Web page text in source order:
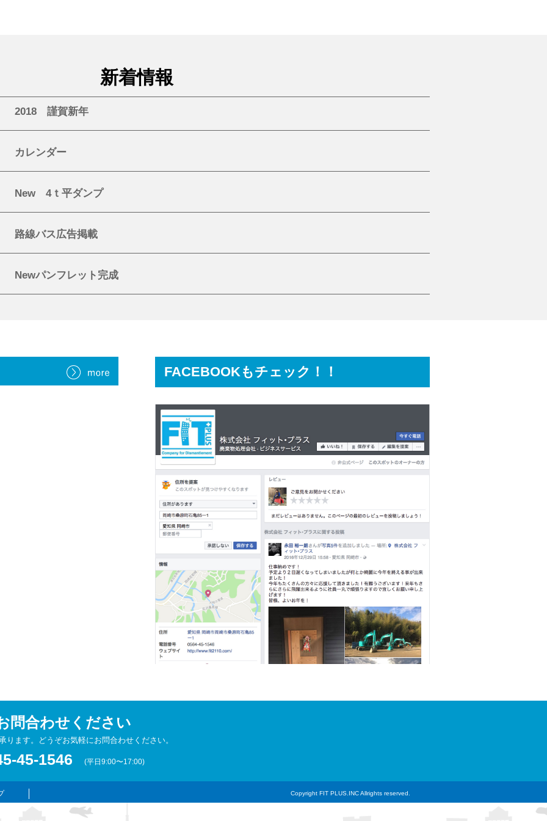
新着情報
2018 謹賀新年
カレンダー
New 4ｔ平ダンプ
路線バス広告掲載
Newパンフレット完成
FACEBOOKもチェック！！
問合わせください
ります。どうぞお気軽にお問合わせください。
45-1546 (平日9:00〜17:00)
Copyright FIT PLUS.INC Allrights reserved.